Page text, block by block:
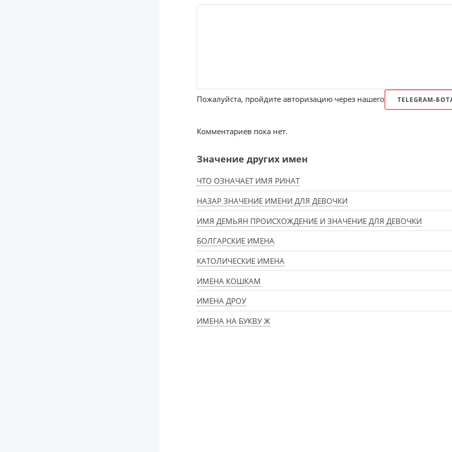
Пожалуйста, пройдите авторизацию через нашего TELEGRAM-
Комментариев пока нет.
Значение других имен
ЧТО ОЗНАЧАЕТ ИМЯ РИНАТ
НАЗАР ЗНАЧЕНИЕ ИМЕНИ ДЛЯ ДЕВОЧКИ
ИМЯ ДЕМЬЯН ПРОИСХОЖДЕНИЕ И ЗНАЧЕНИЕ ДЛЯ ДЕВОЧКИ
БОЛГАРСКИЕ ИМЕНА
КАТОЛИЧЕСКИЕ ИМЕНА
ИМЕНА КОШКАМ
ИМЕНА ДРОУ
ИМЕНА НА БУКВУ Ж